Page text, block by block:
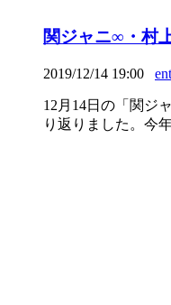
関ジャニ∞・村
2019/12/14 19:00
12月14日の「関ジ
り返りました。今